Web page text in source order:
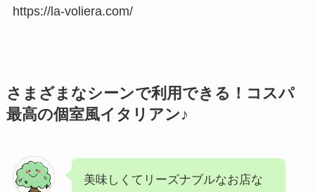
https://la-voliera.com/
さまざまなシーンで利用できる！コスパ
最高の個室風イタリアン♪
美味しくてリーズナブルなお店な